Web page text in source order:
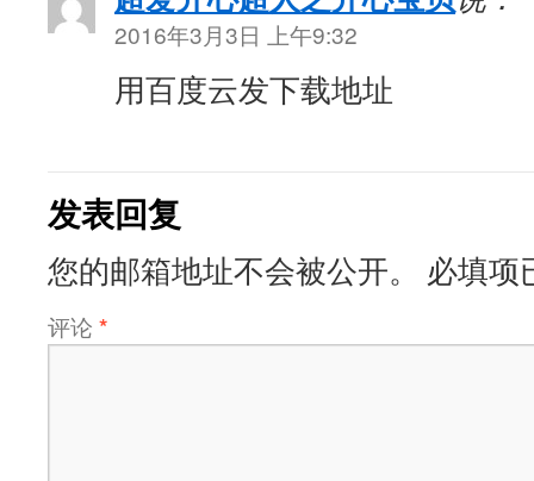
2016年3月3日 上午9:32
用百度云发下载地址
发表回复
您的邮箱地址不会被公开。 必填项
评论 *